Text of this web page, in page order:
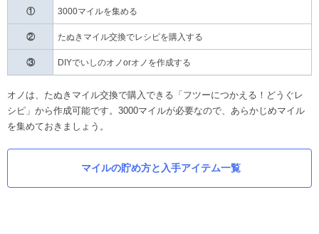
① 3000マイルを集める
② たぬきマイル交換でレシピを購入する
③ DIYでいしのオノorオノを作成する
オノは、たぬきマイル交換で購入できる「フツーにつかえる！どうぐレ
シピ」から作成可能です。3000マイルが必要なので、あらかじめマイル
を集めておきましょう。
マイルの貯め方と入手アイテム一覧